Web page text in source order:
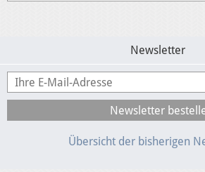
Newsletter
Übersicht der bisherigen